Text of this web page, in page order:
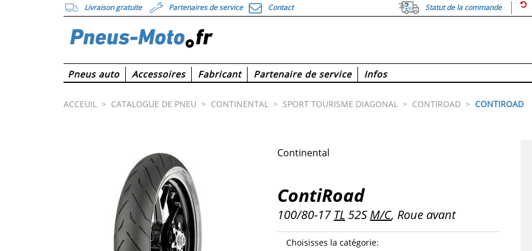
Livraison gratuite Partenaires de service Contact Statut de la commande
Pneus auto Accessoires Fabricant Partenaire de service Infos
ACCEUIL > CATALOGUE DE PNEU > CONTINENTAL > SPORT TOURISME DIAGONAL > CONTIROAD > CONTIROAD
Continental
ContiRoad
100/80-17 TL52S M/C, Roue avant
Choisisses la catégorie: